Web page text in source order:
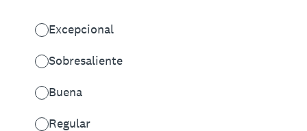
Excepcional
Sobresaliente
Buena
Regular